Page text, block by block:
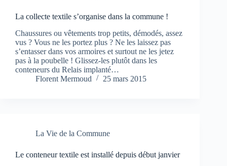
La collecte textile s’organise dans la commune !
Chaussures ou vêtements trop petits, démodés, assez
vus ? Vous ne les portez plus ? Ne les laissez pas
s’entasser dans vos armoires et surtout ne les jetez
pas à la poubelle ! Glissez-les plutôt dans les
conteneurs du Relais implanté…
Florent Mermoud
25 mars 2015
La Vie de la Commune
Le conteneur textile est installé depuis début janvier